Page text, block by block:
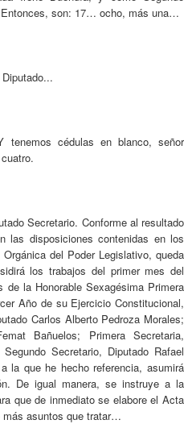
son: 17… ocho, más una…
tenemos cédulas en blanco, señor
Secretario. Conforme al resultado
las disposiciones contenidas en los
del Poder Legislativo, queda
los trabajos del primer mes del
de la Honorable Sexagésima Primera
Año de su Ejercicio Constitucional,
Carlos Alberto Pedroza Morales;
Bañuelos; Primera Secretaria,
Secretario, Diputado Rafael
la que he hecho referencia, asumirá
De igual manera, se instruye a la
que de inmediato se elabore el Acta
más asuntos que tratar…